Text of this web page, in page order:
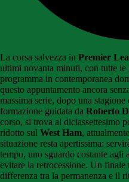
La corsa salvezza in Premier
ultimi novanta minuti, con tutte le
programma in contemporanea
questo appuntamento ancora
massima serie, dopo una
formazione guidata da Roberto
corso, si trova al diciassettesimo
ridotto sul West Ham,
situazione resta apertissima:
tempo, uno sguardo costante agli
evitare la retrocessione. Un
differenza tra la permanenza e il